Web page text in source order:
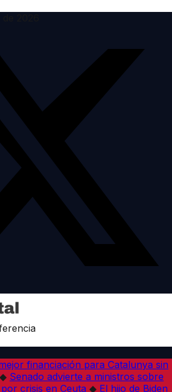
financiación para Catalunya sin
◆ Senado advierte a ministros sobre
crisis en Ceuta ◆ El hijo de Biden